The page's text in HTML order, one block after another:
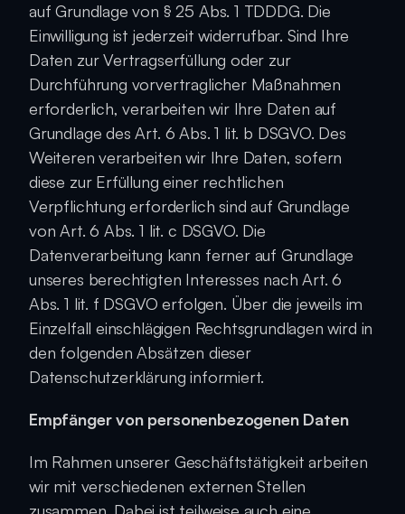
auf Grundlage von § 25 Abs. 1 TDDDG. Die
Einwilligung ist jederzeit widerrufbar. Sind Ihre
Daten zur Vertragserfüllung oder zur
Durchführung vorvertraglicher Maßnahmen
erforderlich, verarbeiten wir Ihre Daten auf
Grundlage des Art. 6 Abs. 1 lit. b DSGVO. Des
Weiteren verarbeiten wir Ihre Daten, sofern
diese zur Erfüllung einer rechtlichen
Verpflichtung erforderlich sind auf Grundlage
von Art. 6 Abs. 1 lit. c DSGVO. Die
Datenverarbeitung kann ferner auf Grundlage
unseres berechtigten Interesses nach Art. 6
Abs. 1 lit. f DSGVO erfolgen. Über die jeweils im
Einzelfall einschlägigen Rechtsgrundlagen wird in
den folgenden Absätzen dieser
Datenschutzerklärung informiert.
Empfänger von personenbezogenen Daten
Im Rahmen unserer Geschäftstätigkeit arbeiten
wir mit verschiedenen externen Stellen